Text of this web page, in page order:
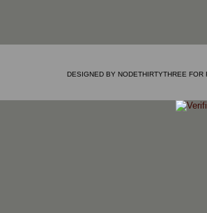
DESIGNED BY NODETHIRTYTHREE FOR